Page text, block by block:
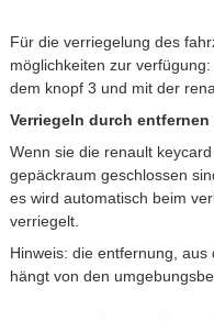
Für die verriegelung des
möglichkeiten zur
dem knopf 3 und mit der
Verriegeln durch entfernen
Wenn sie die renault
gepäckraum geschlossen
es wird automatisch beim
verriegelt.
Hinweis: die entfernung, aus
hängt von den